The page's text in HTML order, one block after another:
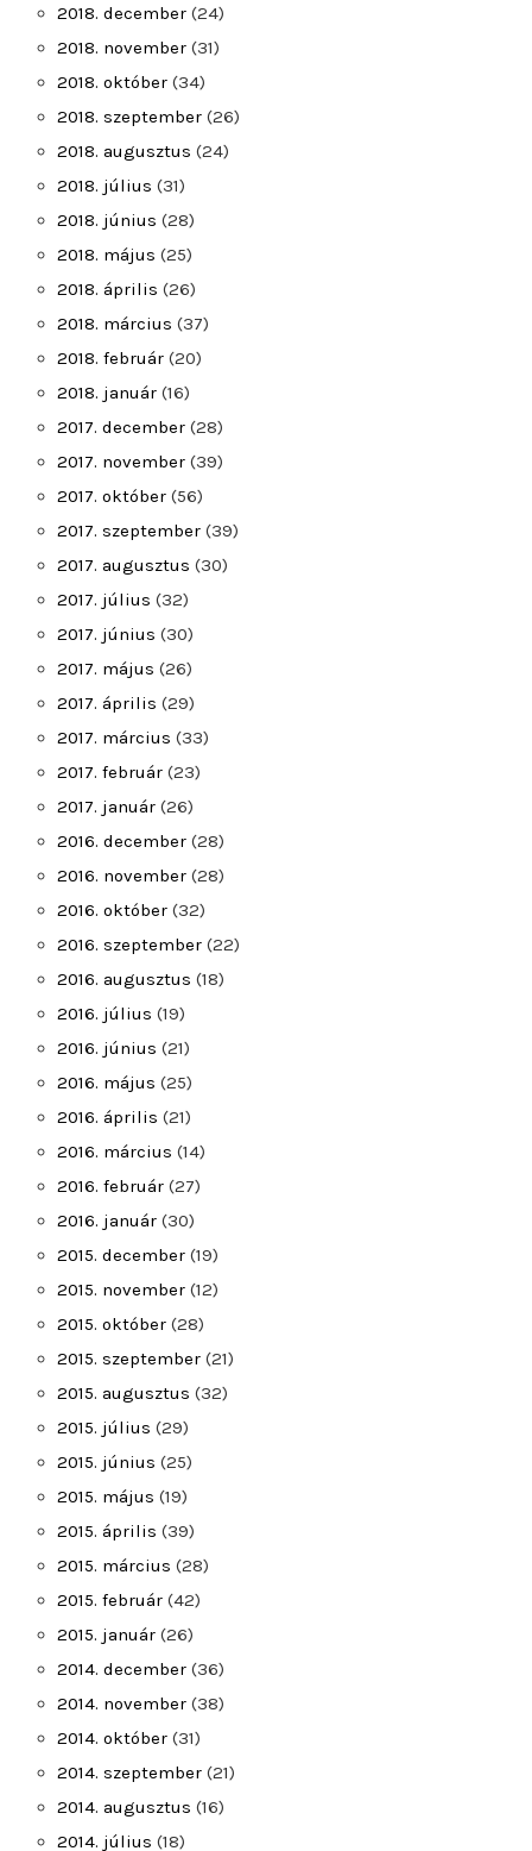
2018. december (24)
2018. november (31)
2018. október (34)
2018. szeptember (26)
2018. augusztus (24)
2018. július (31)
2018. június (28)
2018. május (25)
2018. április (26)
2018. március (37)
2018. február (20)
2018. január (16)
2017. december (28)
2017. november (39)
2017. október (56)
2017. szeptember (39)
2017. augusztus (30)
2017. július (32)
2017. június (30)
2017. május (26)
2017. április (29)
2017. március (33)
2017. február (23)
2017. január (26)
2016. december (28)
2016. november (28)
2016. október (32)
2016. szeptember (22)
2016. augusztus (18)
2016. július (19)
2016. június (21)
2016. május (25)
2016. április (21)
2016. március (14)
2016. február (27)
2016. január (30)
2015. december (19)
2015. november (12)
2015. október (28)
2015. szeptember (21)
2015. augusztus (32)
2015. július (29)
2015. június (25)
2015. május (19)
2015. április (39)
2015. március (28)
2015. február (42)
2015. január (26)
2014. december (36)
2014. november (38)
2014. október (31)
2014. szeptember (21)
2014. augusztus (16)
2014. július (18)